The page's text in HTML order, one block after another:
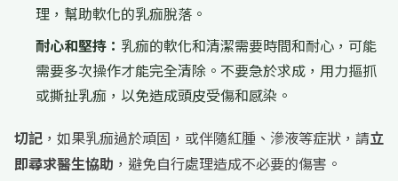
理，幫助軟化的乳痂脫落。
耐心和堅持： 乳痂的軟化和清潔需要時間和耐心，可能
需要多次操作才能完全清除。不要急於求成，用力摳抓
或撕扯乳痂，以免造成頭皮受傷和感染。
切記 ，如果乳痂過於頑固，或伴隨紅腫、滲液等症狀，請立
即尋求醫生協助 ，避免自行處理造成不必要的傷害。